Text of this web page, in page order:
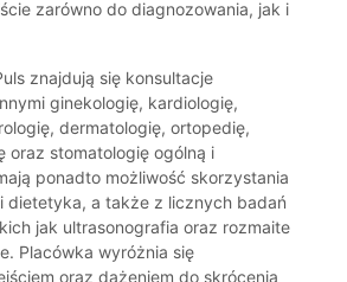
zarówno do diagnozowania, jak i
znajdują się konsultacje
ginekologię, kardiologię,
dermatologię, ortopedię,
oraz stomatologię ogólną i
ponadto możliwość skorzystania
dietetyka, a także z licznych badań
jak ultrasonografia oraz rozmaite
Placówka wyróżnia się
oraz dążeniem do skrócenia